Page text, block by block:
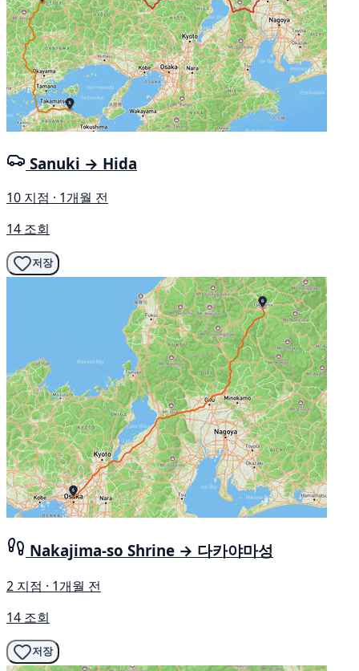
Sanuki → Hida
10 지점 · 1개월 전
14 조회
저장
Nakajima-so Shrine → 다카야마성
2 지점 · 1개월 전
14 조회
저장